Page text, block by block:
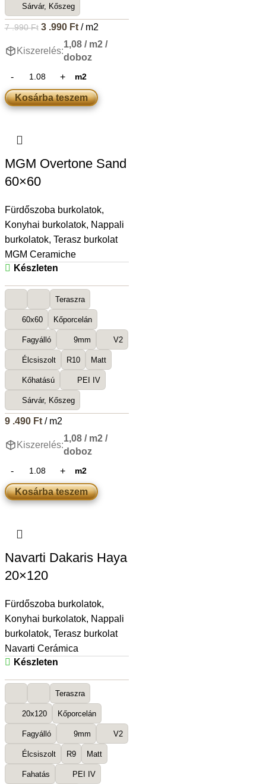
Sárvár, Kőszeg
7 .990Ft 3 .990 Ft/ m2
Kiszerelés:
1,08 / m2 /
doboz
m2
Kosárba teszem
MGM Overtone Sand
60×60
Fürdőszoba burkolatok,
Konyhai burkolatok, Nappali
burkolatok, Terasz burkolat
MGM Ceramiche
Készleten
Teraszra
60x60 Kőporcelán
Fagyálló 9mm V2
Élcsiszolt R10 Matt
Kőhatású PEI IV
Sárvár, Kőszeg
9 .490 Ft/ m2
Kiszerelés:
1,08 / m2 /
doboz
m2
Kosárba teszem
Navarti Dakaris Haya
20×120
Fürdőszoba burkolatok,
Konyhai burkolatok, Nappali
burkolatok, Terasz burkolat
Navarti Cerámica
Készleten
Teraszra
20x120 Kőporcelán
Fagyálló 9mm V2
Élcsiszolt R9 Matt
Fahatás PEI IV